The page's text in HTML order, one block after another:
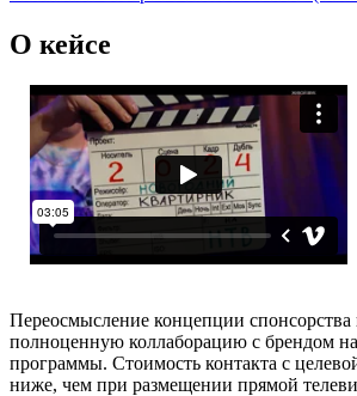
О кейсе
Переосмысление концепции спонсорства
полноценную коллаборацию с брендом
программы. Стоимость контакта с
ниже, чем при размещении прямой